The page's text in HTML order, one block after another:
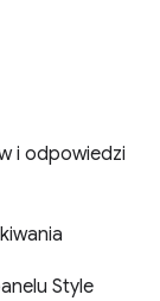
i odpowiedzi
Style